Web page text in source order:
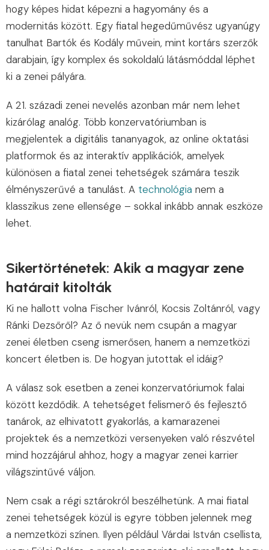
hogy képes hidat képezni a hagyomány és a
modernitás között. Egy fiatal hegedűművész ugyanúgy
tanulhat Bartók és Kodály művein, mint kortárs szerzők
darabjain, így komplex és sokoldalú látásmóddal léphet
ki a zenei pályára.
A 21. századi zenei nevelés azonban már nem lehet
kizárólag analóg. Több konzervatóriumban is
megjelentek a digitális tananyagok, az online oktatási
platformok és az interaktív applikációk, amelyek
különösen a fiatal zenei tehetségek számára teszik
élményszerűvé a tanulást. A technológia nem a
klasszikus zene ellensége – sokkal inkább annak eszköze
lehet.
Sikertörténetek: Akik a magyar zene
határait kitolták
Ki ne hallott volna Fischer Ivánról, Kocsis Zoltánról, vagy
Ránki Dezsőről? Az ő nevük nem csupán a magyar
zenei életben cseng ismerősen, hanem a nemzetközi
koncert életben is. De hogyan jutottak el idáig?
A válasz sok esetben a zenei konzervatóriumok falai
között kezdődik. A tehetséget felismerő és fejlesztő
tanárok, az elhivatott gyakorlás, a kamarazenei
projektek és a nemzetközi versenyeken való részvétel
mind hozzájárul ahhoz, hogy a magyar zenei karrier
világszintűvé váljon.
Nem csak a régi sztárokról beszélhetünk. A mai fiatal
͏zenei tehetségek közül is egyre többen jel͏ennek meg
a nemzetközi színen. Ilyen például Várdai István csellista,